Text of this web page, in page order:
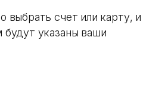
выбрать счет или карту, и
будут указаны ваши